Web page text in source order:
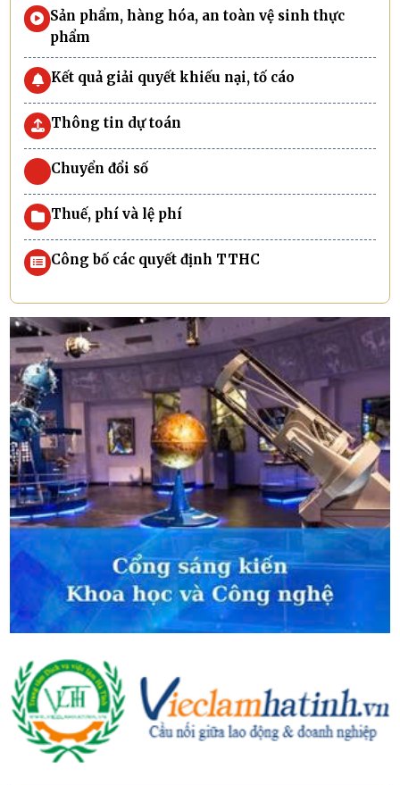
Sản phẩm, hàng hóa, an toàn vệ sinh thực
phẩm
Kết quả giải quyết khiếu nại, tố cáo
Thông tin dự toán
Chuyển đổi số
Thuế, phí và lệ phí
Công bố các quyết định TTHC